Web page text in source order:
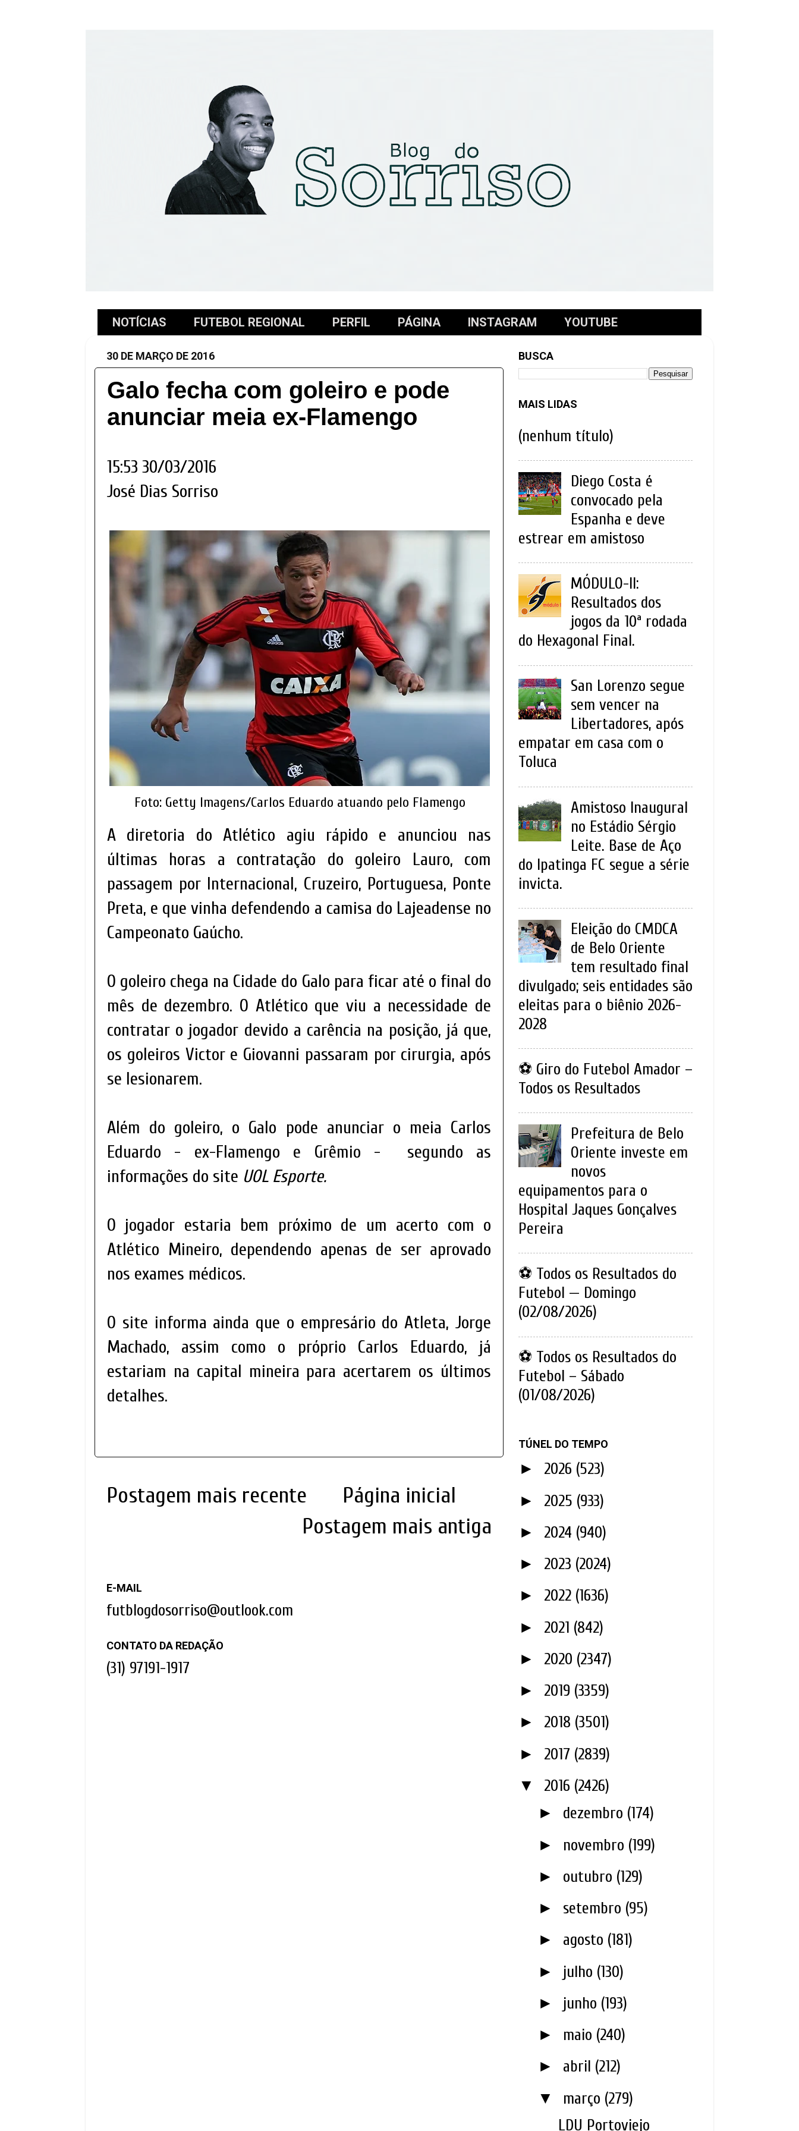
NOTÍCIAS FUTEBOL REGIONAL PERFIL PÁGINA INSTAGRAM YOUTUBE
30 DE MARÇO DE 2016
Galo fecha com goleiro e pode
anunciar meia ex-Flamengo
15:53 30/03/2016
José Dias Sorriso
Foto: Getty Imagens/Carlos Eduardo atuando pelo Flamengo
A diretoria do Atlético agiu rápido e anunciou nas
últimas horas a contratação do goleiro Lauro, com
passagem por Internacional, Cruzeiro, Portuguesa, Ponte
Preta, e que vinha defendendo a camisa do Lajeadense no
Campeonato Gaúcho.
O goleiro chega na Cidade do Galo para ficar até o final do
mês de dezembro. O Atlético que viu a necessidade de
contratar o jogador devido a carência na posição, já que,
os goleiros Victor e Giovanni passaram por cirurgia, após
se lesionarem.
Além do goleiro, o Galo pode anunciar o meia Carlos
Eduardo - ex-Flamengo e Grêmio - segundo as
informações do site UOL Esporte.
O jogador estaria bem próximo de um acerto com o
Atlético Mineiro, dependendo apenas de ser aprovado
nos exames médicos.
O site informa ainda que o empresário do Atleta, Jorge
Machado, assim como o próprio Carlos Eduardo, já
estariam na capital mineira para acertarem os últimos
detalhes.
Postagem mais recente
Postagem mais antiga
Página inicial
E-MAIL
futblogdosorriso@outlook.com
CONTATO DA REDAÇÃO
(31) 97191-1917
BUSCA
MAIS LIDAS
(nenhum título)
Diego Costa é
convocado pela
Espanha e deve
estrear em amistoso
MÓDULO-II:
Resultados dos
jogos da 10ª rodada
do Hexagonal Final.
San Lorenzo segue
sem vencer na
Libertadores, após
empatar em casa com o
Toluca
Amistoso Inaugural
no Estádio Sérgio
Leite. Base de Aço
do Ipatinga FC segue a série
invicta.
Eleição do CMDCA
de Belo Oriente
tem resultado final
divulgado; seis entidades são
eleitas para o biênio 2026-
2028
⚽ Giro do Futebol Amador –
Todos os Resultados
Prefeitura de Belo
Oriente investe em
novos
equipamentos para o
Hospital Jaques Gonçalves
Pereira
⚽ Todos os Resultados do
Futebol — Domingo
(02/08/2026)
⚽ Todos os Resultados do
Futebol – Sábado
(01/08/2026)
TÚNEL DO TEMPO
► 2026 (523)
► 2025 (933)
► 2024 (940)
► 2023 (2024)
► 2022 (1636)
► 2021 (842)
► 2020 (2347)
► 2019 (3359)
► 2018 (3501)
► 2017 (2839)
▼ 2016 (2426)
► dezembro (174)
► novembro (199)
► outubro (129)
► setembro (95)
► agosto (181)
► julho (130)
► junho (193)
► maio (240)
► abril (212)
▼ março (279)
LDU Portoviejo